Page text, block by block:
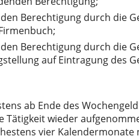
Berechtigung durch die
Berechtigung durch die
auf Eintragung des
ab Ende des
wieder
vier Kalendermonate